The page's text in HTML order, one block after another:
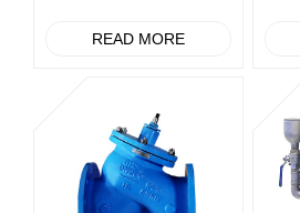
READ MORE